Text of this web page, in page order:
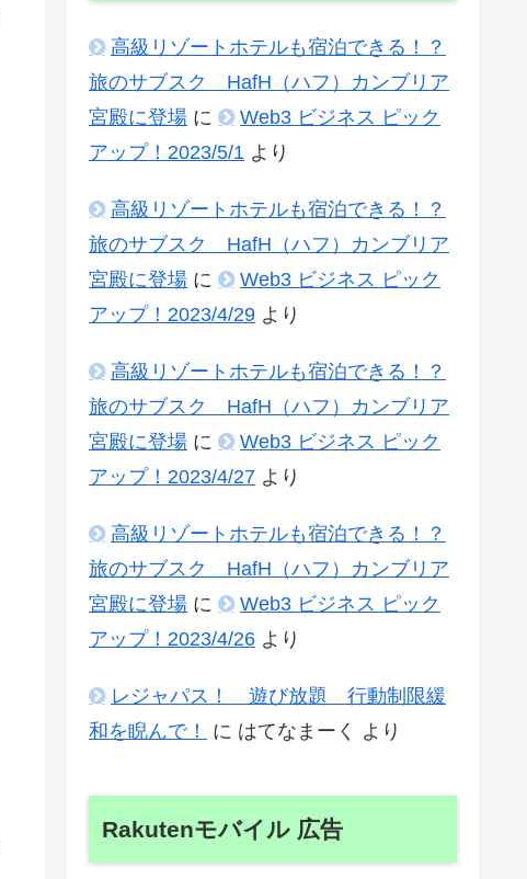
高級リゾートホテルも宿泊できる！？
旅のサブスク HafH（ハフ）カンブリア
宮殿に登場 に
Web3 ビジネス ピック
アップ！2023/5/1 より
高級リゾートホテルも宿泊できる！？
旅のサブスク HafH（ハフ）カンブリア
宮殿に登場 に
Web3 ビジネス ピック
アップ！2023/4/29 より
高級リゾートホテルも宿泊できる！？
旅のサブスク HafH（ハフ）カンブリア
宮殿に登場 に
Web3 ビジネス ピック
アップ！2023/4/27 より
高級リゾートホテルも宿泊できる！？
旅のサブスク HafH（ハフ）カンブリア
宮殿に登場 に
Web3 ビジネス ピック
アップ！2023/4/26 より
レジャパス！ 遊び放題 行動制限緩
和を睨んで！
に はてなまーく より
Rakutenモバイル 広告